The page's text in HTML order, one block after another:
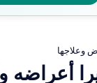
وعلاجها
أعراضه